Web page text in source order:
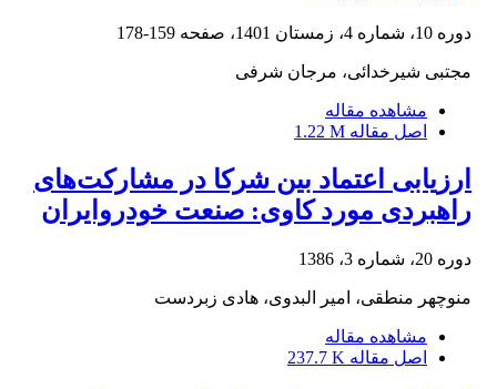
دوره 10، شماره 4، زمستان 1401، صفحه 159-178
مجتبی شیرخدائی، مرجان شرفی
مشاهده مقاله
اصل مقاله 1.22 M
ارزیابی اعتماد بین شرکا در مشارکت‌های
راهبردی مورد کاوی: صنعت خودروایران
دوره 20، شماره 3، 1386
منوچهر منطقی، امیر البدوی، هادی زبردست
مشاهده مقاله
اصل مقاله 237.7 K